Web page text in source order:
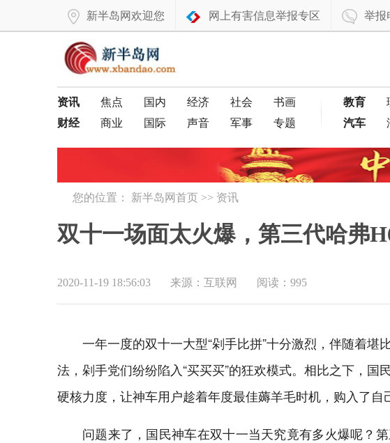
新半岛网欢迎您 网上有害信息举报专区 举报
资讯 焦点 国内 经济 社会
书画
财经
商业 国际 声音 军事 专题
教育
汽车
您的位置： 新半岛网首页 >> 资讯
双十一场面太火爆，第三代哈弗
2020-11-19 18:56:03 来源：互联网 阅读：995
一年一度的双十一大型“剁手比拼”十分激烈，伴随着
法，剁手党们纷纷陷入“买买买”的狂欢模式。相比之下，
硬核力度，让神车用户趁着年度最佳薅羊毛时机，购入了自
问题来了，国民神车在双十一当天究竟有多火爆呢？